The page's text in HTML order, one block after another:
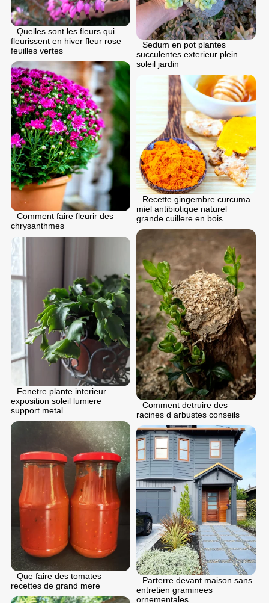
Sedum en pot plantes
succulentes exterieur plein
soleil jardin
Quelles sont les fleurs qui
fleurissent en hiver fleur rose
feuilles vertes
Comment faire fleurir des
chrysanthmes
Recette gingembre curcuma
miel antibiotique naturel
grande cuillere en bois
Comment detruire des
racines d arbustes conseils
Fenetre plante interieur
exposition soleil lumiere
support metal
Que faire des tomates
recettes de grand mere
Parterre devant maison sans
entretien graminees
ornementales